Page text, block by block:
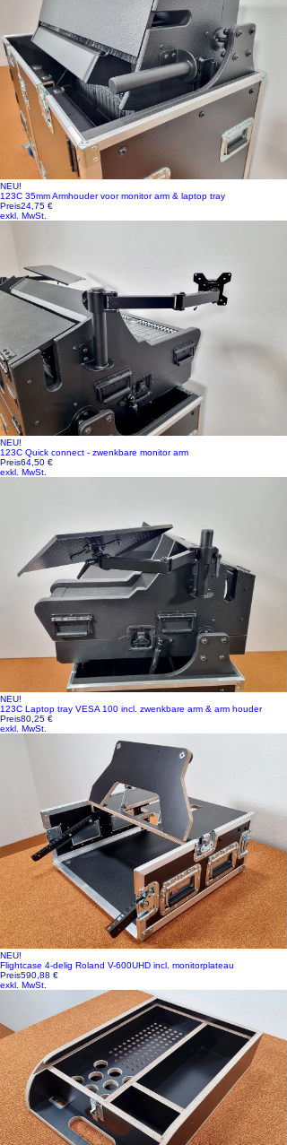
NEU!
123C 35mm Armhouder voor monitor arm & laptop tray
Preis24,75 €
exkl. MwSt.
NEU!
123C Quick connect - zwenkbare monitor arm
Preis64,50 €
exkl. MwSt.
NEU!
123C Laptop tray VESA 100 incl. zwenkbare arm & arm houder
Preis80,25 €
exkl. MwSt.
NEU!
Flightcase 4-delig Roland V-600UHD incl. monitorplateau
Preis590,88 €
exkl. MwSt.